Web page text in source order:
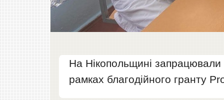
На Нікопольщині запрацювали
рамках благодійного гранту